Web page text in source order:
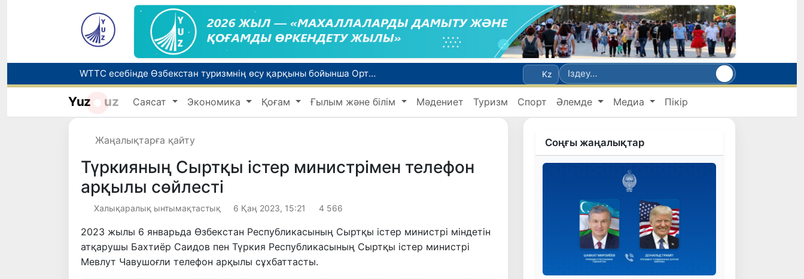
Мүмкіндігі шектеулі талапкерлерге қабылдау емтихандарында қосымша уақыт беріледі
Беларусьтен Өзбекстанға екінші тікелей жүк пойызы жөнелтілді
Адам саудасынан зардап шеккен азаматтар әлеуметтік қызметтермен қамтылады
Жарты жылда Өзбекстанда қанша егіз сәби дүниеге келді?
Kz
Yuz uz Саясат Экономика Қоғам Ғылым және білім Мәдениет Туризм Спорт Әлемде Медиа Пікір
Жаңалықтарға қайту
Түркияның Сыртқы істер министрімен телефон
арқылы сөйлесті
Халықаралық ынтымақтастық 6 Қаң 2023, 15:21 4 566
2023 жылы 6 январьда Өзбекстан Республикасының Сыртқы істер министрі міндетін
атқарушы Бахтиёр Саидов пен Түркия Республикасының Сыртқы істер министрі
Мевлут Чавушоғли телефон арқылы сұхбаттасты.
Соңғы жаңалықтар